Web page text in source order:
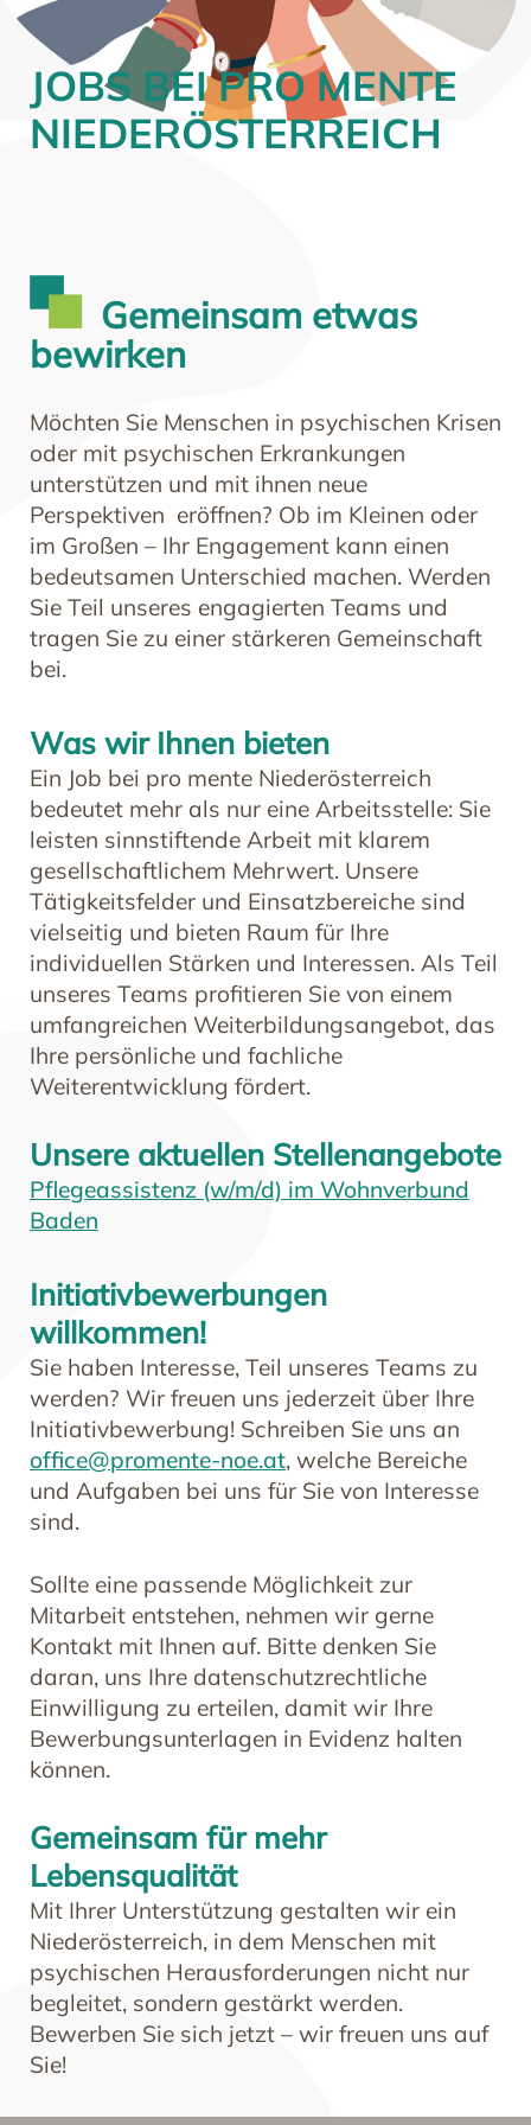
JOBS BEI PRO MENTE
NIEDERÖSTERREICH
Gemeinsam etwas
bewirken
Möchten Sie Menschen in psychischen Krisen
oder mit psychischen Erkrankungen
unterstützen und mit ihnen neue
Perspektiven eröffnen? Ob im Kleinen oder
im Großen – Ihr Engagement kann einen
bedeutsamen Unterschied machen. Werden
Sie Teil unseres engagierten Teams und
tragen Sie zu einer stärkeren Gemeinschaft
bei.
Was wir Ihnen bieten
Ein Job bei pro mente Niederösterreich
bedeutet mehr als nur eine Arbeitsstelle: Sie
leisten sinnstiftende Arbeit mit klarem
gesellschaftlichem Mehrwert. Unsere
Tätigkeitsfelder und Einsatzbereiche sind
vielseitig und bieten Raum für Ihre
individuellen Stärken und Interessen. Als Teil
unseres Teams profitieren Sie von einem
umfangreichen Weiterbildungsangebot, das
Ihre persönliche und fachliche
Weiterentwicklung fördert.
Unsere aktuellen Stellenangebote
Pflegeassistenz (w/m/d) im Wohnverbund
Baden
Initiativbewerbungen
willkommen!
Sie haben Interesse, Teil unseres Teams zu
werden? Wir freuen uns jederzeit über Ihre
Initiativbewerbung! Schreiben Sie uns an
office@promente-noe.at, welche Bereiche
und Aufgaben bei uns für Sie von Interesse
sind.
Sollte eine passende Möglichkeit zur
Mitarbeit entstehen, nehmen wir gerne
Kontakt mit Ihnen auf. Bitte denken Sie
daran, uns Ihre datenschutzrechtliche
Einwilligung zu erteilen, damit wir Ihre
Bewerbungsunterlagen in Evidenz halten
können.
Gemeinsam für mehr
Lebensqualität
Mit Ihrer Unterstützung gestalten wir ein
Niederösterreich, in dem Menschen mit
psychischen Herausforderungen nicht nur
begleitet, sondern gestärkt werden.
Bewerben Sie sich jetzt – wir freuen uns auf
Sie!